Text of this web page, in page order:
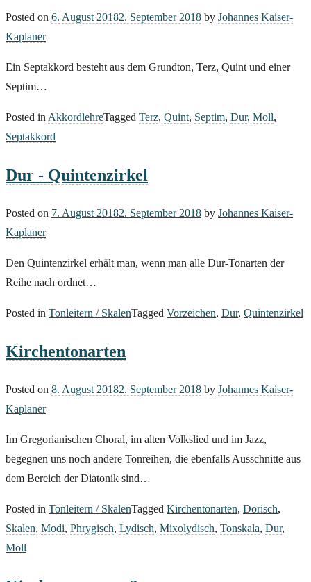
Posted on 6. August 20182. September 2018 by Johannes Kaiser-
Kaplaner
Ein Septakkord besteht aus dem Grundton, Terz, Quint und einer
Septim…
Posted inAkkordlehreTagged Terz, Quint, Septim, Dur, Moll,
Septakkord
Dur - Quintenzirkel
Posted on 7. August 20182. September 2018 by Johannes Kaiser-
Kaplaner
Den Quintenzirkel erhält man, wenn man alle Dur-Tonarten der
Reihe nach ordnet…
Posted in Tonleitern / SkalenTagged Vorzeichen, Dur, Quintenzirkel
Kirchentonarten
Posted on 8. August 20182. September 2018 by Johannes Kaiser-
Kaplaner
Im Gregorianischen Choral, im alten Volkslied und im Jazz,
begegnen uns noch andere Tonreihen, die ebenfalls Ausschnitte aus
dem Bereich der Diatonik sind…
Posted in Tonleitern / SkalenTagged Kirchentonarten, Dorisch,
Skalen, Modi, Phrygisch, Lydisch, Mixolydisch, Tonskala, Dur,
Moll